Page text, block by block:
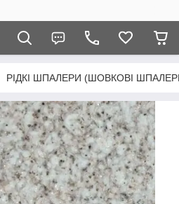
РІДКІ ШПАЛЕРИ (ШОВКОВІ